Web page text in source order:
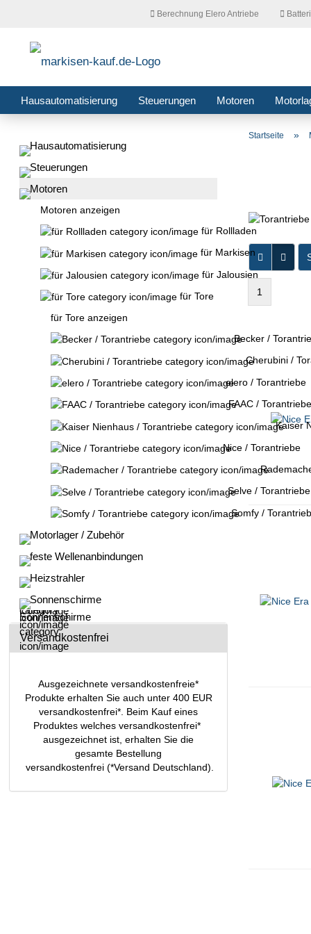
Berechnung Elero Antriebe
Hausautomatisierung Steuerungen Motoren
Startseite »
1
Hausautomatisierung
Steuerungen
Motoren
Motoren anzeigen
für Rollladen
für Markisen
für Jalousien
für Tore
für Tore anzeigen
Becker /
Cherubini /
elero / Torantriebe
FAAC /
Kaiser
Nice / Torantriebe
Selve / Torantriebe
Somfy /
Motorlager / Zubehör
feste Wellenanbindungen
Heizstrahler
Sonnenschirme
Versandkostenfrei
Ausgezeichnete versandkostenfreie*
Produkte erhalten Sie auch unter 400 EUR
versandkostenfrei*. Beim Kauf eines
Produktes welches versandkostenfrei*
ausgezeichnet ist, erhalten Sie die
gesamte Bestellung
versandkostenfrei (*Versand Deutschland).